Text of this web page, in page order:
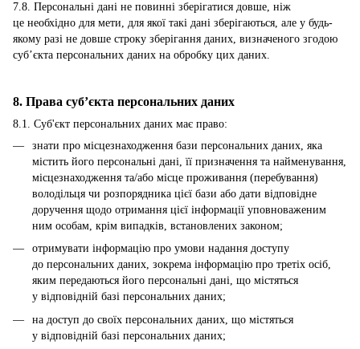
7.8. Персональні дані не повинні зберігатися довше, ніж
це необхідно для мети, для якої такі дані зберігаються, але у будь-
якому разі не довше строку зберігання даних, визначеного згодою
суб’єкта персональних даних на обробку цих даних.
8. Права суб’єкта персональних даних
8.1. Суб'єкт персональних даних має право:
знати про місцезнаходження бази персональних даних, яка
містить його персональні дані, її призначення та найменування,
місцезнаходження та/або місце проживання (перебування)
володільця чи розпорядника цієї бази або дати відповідне
доручення щодо отримання цієї інформації уповноваженим
ним особам, крім випадків, встановлених законом;
отримувати інформацію про умови надання доступу
до персональних даних, зокрема інформацію про третіх осіб,
яким передаються його персональні дані, що містяться
у відповідній базі персональних даних;
на доступ до своїх персональних даних, що містяться
у відповідній базі персональних даних;